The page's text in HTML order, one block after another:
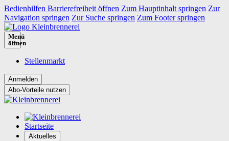
Bedienhilfen Barrierefreiheit öffnen Zum Hauptinhalt springen Zur
Navigation springen Zur Suche springen Zum Footer springen
Menü
öffnen
Stellenmarkt
Abo-Vorteile nutzen
Startseite
Aktuelles